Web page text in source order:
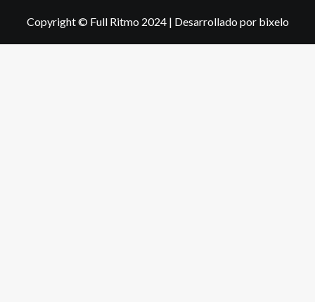
Copyright © Full Ritmo 2024 | Desarrollado por bixelo